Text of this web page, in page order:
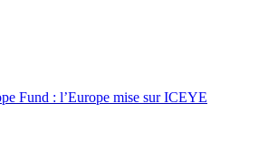
Fund : l’Europe mise sur ICEYE